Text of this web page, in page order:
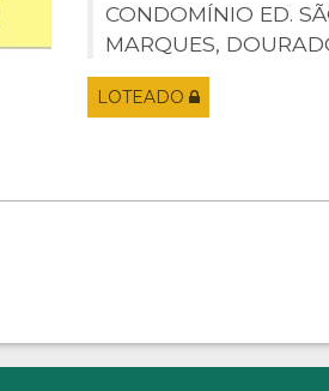
CONDOMÍNIO ED.
MARQUES,
LOTEADO